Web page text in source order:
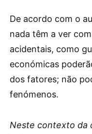
De acordo com o
nada têm a ver
acidentais, como
económicas
dos fatores; não
fenómenos.
Neste contexto da